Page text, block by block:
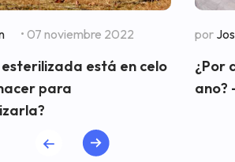
• 07 noviembre 2022
está en celo
para
por
¿Por
ano?